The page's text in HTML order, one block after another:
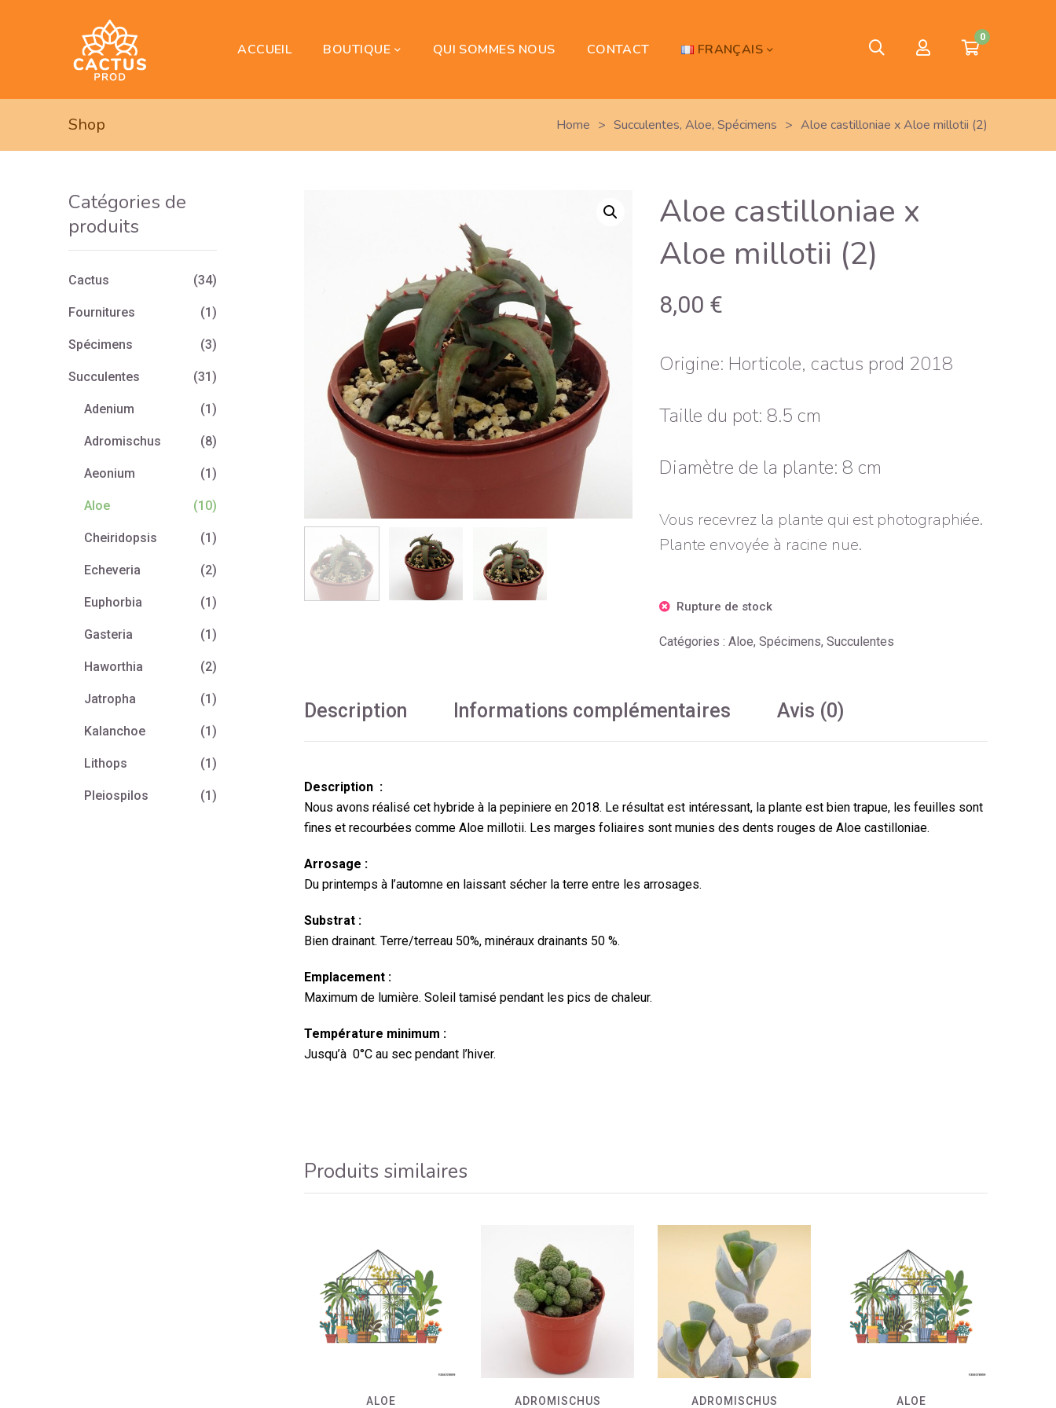
ACCUEIL BOUTIQUE QUI SOMMES NOUS CONTACT FRANÇAIS
0
Shop Home > Succulentes, Aloe, Spécimens > Aloe castilloniae x Aloe millotii (2)
Aloe castilloniae x
Aloe millotii (2)
8,00 €
Origine: Horticole, cactus prod 2018
Taille du pot: 8.5 cm
Diamètre de la plante: 8 cm
Vous recevrez la plante qui est photographiée.
Plante envoyée à racine nue.
Rupture de stock
Catégories :Aloe,Spécimens,Succulentes
Description Informations complémentaires Avis (0)
Description :
Nous avons réalisé cet hybride à la pepiniere en 2018. Le résultat est intéressant, la plante est bien trapue, les feuilles sont
fines et recourbées comme Aloe millotii. Les marges foliaires sont munies des dents rouges de Aloe castilloniae.
Arrosage :
Du printemps à l’automne en laissant sécher la terre entre les arrosages.
Substrat :
Bien drainant. Terre/terreau 50%, minéraux drainants 50 %.
Emplacement :
Maximum de lumière. Soleil tamisé pendant les pics de chaleur.
Température minimum :
Jusqu’à 0°C au sec pendant l’hiver.
Produits similaires
ALOE ADROMISCHUS ADROMISCHUS ALOE
Catégories de
produits
Cactus (34)
Fournitures (1)
Spécimens (3)
Succulentes (31)
Adenium (1)
Adromischus (8)
Aeonium (1)
Aloe (10)
Cheiridopsis (1)
Echeveria (2)
Euphorbia (1)
Gasteria (1)
Haworthia (2)
Jatropha (1)
Kalanchoe (1)
Lithops (1)
Pleiospilos (1)